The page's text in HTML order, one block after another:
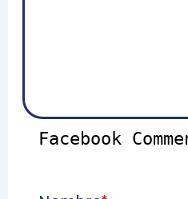
Facebook